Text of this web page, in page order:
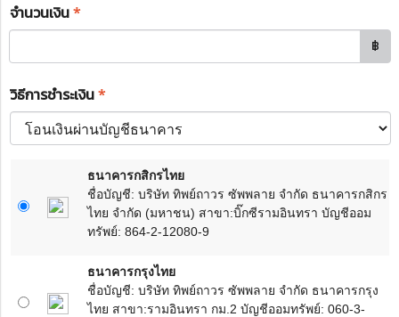
จำนวนเงิน*
฿
วิธีการชำระเงิน*
ธนาคารกสิกรไทย
ชื่อบัญชี: บริษัท ทิพย์ถาวร ซัพพลาย จำกัด ธนาคารกสิกร
ไทย จำกัด (มหาชน) สาขา:บิ๊กซีรามอินทรา บัญชีออม
ทรัพย์: 864-2-12080-9
ธนาคารกรุงไทย
ชื่อบัญชี: บริษัท ทิพย์ถาวร ซัพพลาย จำกัด ธนาคารกรุง
ไทย สาขา:รามอินทรา กม.2 บัญชีออมทรัพย์: 060-3-